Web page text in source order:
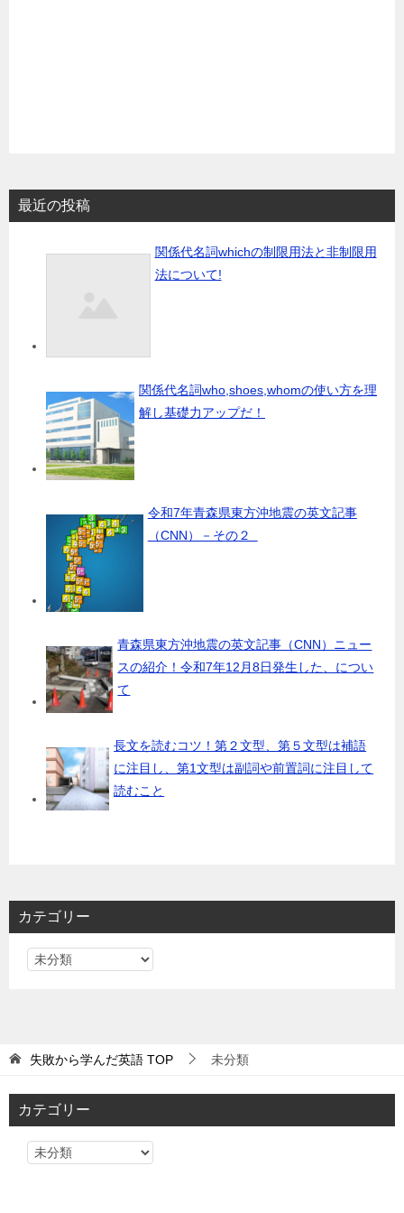
最近の投稿
関係代名詞whichの制限用法と非制限用
法について!
関係代名詞who,shoes,whomの使い方を理
解し基礎力アップだ！
令和7年青森県東方沖地震の英文記事
（CNN）－その２
青森県東方沖地震の英文記事（CNN）ニュー
スの紹介！令和7年12月8日発生した、につい
て
長文を読むコツ！第２文型、第５文型は補語
に注目し、第1文型は副詞や前置詞に注目して
読むこと
カテゴリー
カ
失敗から学んだ英語 TOP 未分類
カテゴリー
カ